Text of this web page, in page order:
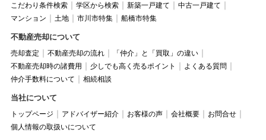
こだわり条件検索 学区から検索 新築一戸建て
中古一戸建て
マンション
土地 市川市特集 船橋市特集
不動産売却について
売却査定 不動産売却の流れ
「仲介」と「買取」の違い
不動産売却時の諸費用
少しでも高く売るポイント
よくある質問
仲介手数料について
相続相談
当社について
トップページ アドバイザー紹介 お客様の声 会社概要
お問合せ
個人情報の取扱いについて